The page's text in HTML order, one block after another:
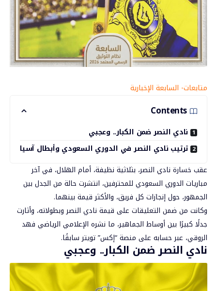
متابعات- السابعة الإخبارية
Contents
نادي النصر ضمن الكبار.. وعجبي
ترتيب نادي النصر في الدوري السعودي وأبطال آسيا
عقب خسارة نادي النصر، بثلاثية نظيفة، أمام الهلال، في آخر
مباريات الدوري السعودي للمحترفين، انتشرت حالة من الجدل بين
الجمهور، حول إنجازات كل فريق، والأكثر قيمة بينهما.
وكانت من ضمن التعليقات على قيمة نادي النصر وبطولاته، وأثارت
جدلًا كبيرًا بين أوساط الجماهير، ما نشره الإعلامي الرياضي فهد
الروقي، عبر حسابه على منصة “إكس” تويتر سابقًا.
نادي النصر ضمن الكبار.. وعجبي